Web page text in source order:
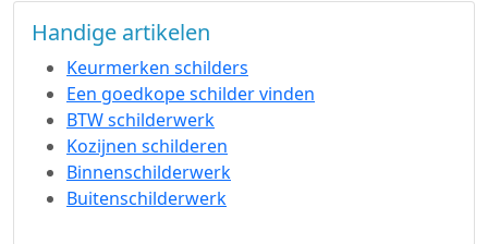
Handige artikelen
Keurmerken schilders
Een goedkope schilder vinden
BTW schilderwerk
Kozijnen schilderen
Binnenschilderwerk
Buitenschilderwerk